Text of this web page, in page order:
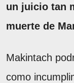
un juicio tan
muerte de
Makintach
como